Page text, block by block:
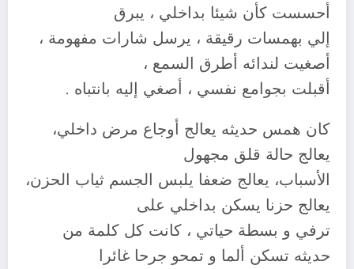
أحسست كأن شيئا بداخلي ، يبرق
إلي بهمسات رقيقة ، يرسل شارات مفهومة ،
أصغيت لندائه أطرق السمع ،
أقبلت بجوامع نفسي ، أصغي إليه بانتباه .
كان همس حديثه يعالج أوجاع مرض داخلي،
يعالج حالة قلق مجهول
الأسباب، يعالج ضعفا يلبس الجسم ثياب الحزن،
يعالج حزنا يسكن بداخلي على
ترفي و بسطة حياتي ، كانت كل كلمة من
حديثه تسكن ألما و تمحو جرحا غائرا